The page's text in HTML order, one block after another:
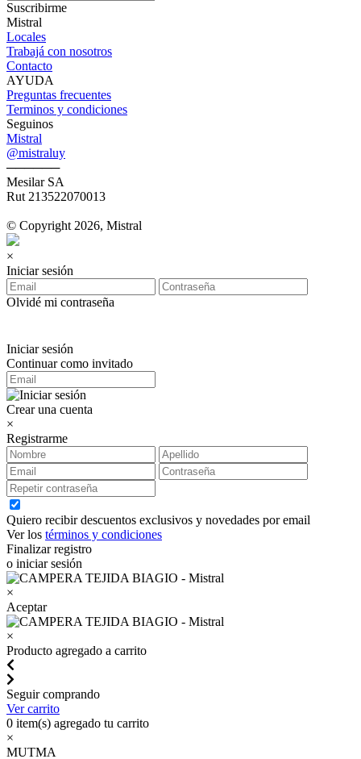
Suscribirme
Mistral
Locales
Trabajá con nosotros
Contacto
AYUDA
Preguntas frecuentes
Terminos y condiciones
Seguinos
Mistral
@mistraluy
──────
Mesilar SA
Rut 213522070013
© Copyright 2026, Mistral
×
Iniciar sesión
Olvidé mi contraseña
Iniciar sesión
Continuar como invitado
Crear una cuenta
×
Registrarme
Quiero recibir descuentos exclusivos y novedades por email
Ver los términos y condiciones
Finalizar registro
o iniciar sesión
×
Aceptar
×
Producto agregado a carrito
Seguir comprando
Ver carrito
0 item(s) agregado tu carrito
×
MUTMA